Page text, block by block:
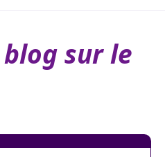
sur le